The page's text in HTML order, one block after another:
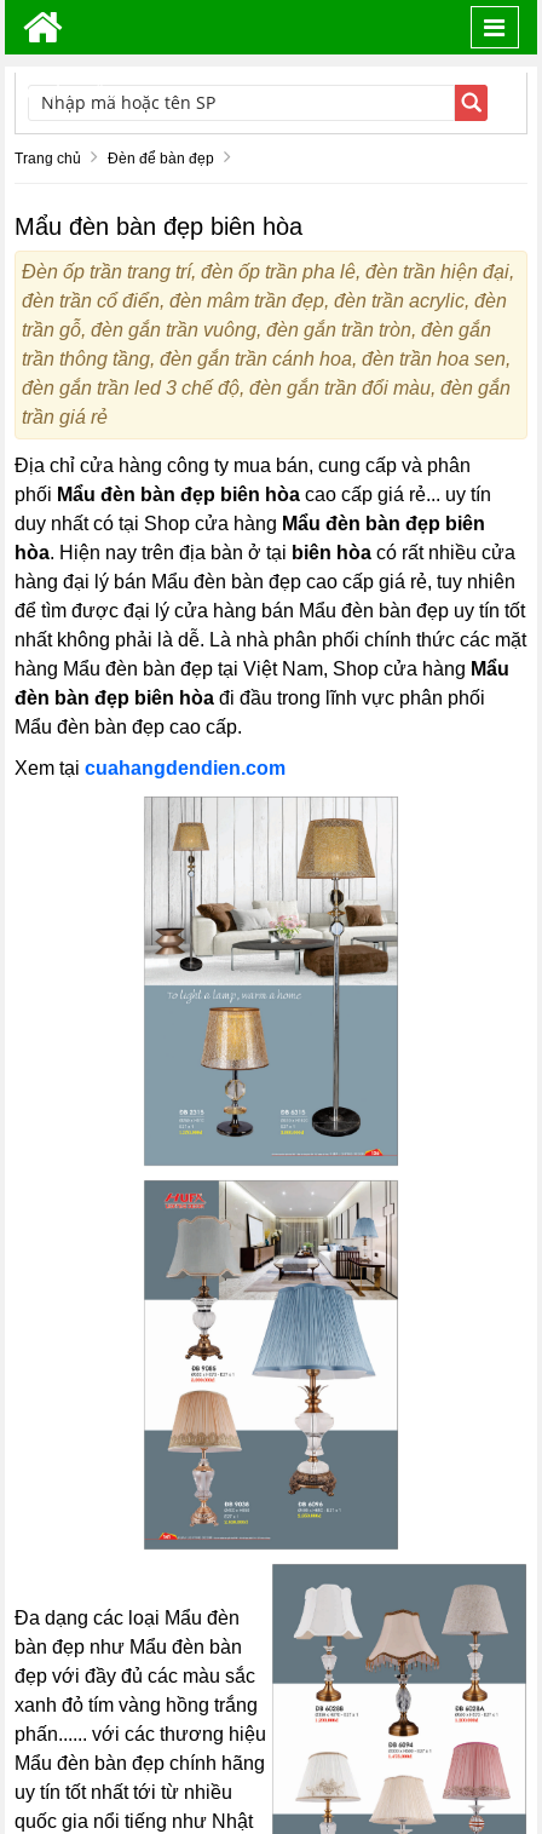
TÌM KIẾM
Trang chủ Đèn để bàn đẹp
Mẩu đèn bàn đẹp biên hòa
Đèn ốp trần trang trí, đèn ốp trần pha lê, đèn trần hiện đại,
đèn trần cổ điển, đèn mâm trần đẹp, đèn trần acrylic, đèn
trần gỗ, đèn gắn trần vuông, đèn gắn trần tròn, đèn gắn
trần thông tầng, đèn gắn trần cánh hoa, đèn trần hoa sen,
đèn gắn trần led 3 chế độ, đèn gắn trần đổi màu, đèn gắn
trần giá rẻ
Địa chỉ cửa hàng công ty mua bán, cung cấp và phân
phối Mẩu đèn bàn đẹp biên hòa cao cấp giá rẻ... uy tín
duy nhất có tại Shop cửa hàng Mẩu đèn bàn đẹp biên
hòa. Hiện nay trên địa bàn ở tại biên hòa có rất nhiều cửa
hàng đại lý bán Mẩu đèn bàn đẹp cao cấp giá rẻ, tuy nhiên
để tìm được đại lý cửa hàng bán Mẩu đèn bàn đẹp uy tín tốt
nhất không phải là dễ. Là nhà phân phối chính thức các mặt
hàng Mẩu đèn bàn đẹp tại Việt Nam, Shop cửa hàng Mẩu
đèn bàn đẹp biên hòa đi đầu trong lĩnh vực phân phối
Mẩu đèn bàn đẹp cao cấp.
Xem tạicuahangdendien.com
Đa dạng các loại Mẩu đèn
bàn đẹp như Mẩu đèn bàn
đẹp với đầy đủ các màu sắc
xanh đỏ tím vàng hồng trắng
phấn...... với các thương hiệu
Mẩu đèn bàn đẹp chính hãng
uy tín tốt nhất tới từ nhiều
quốc gia nổi tiếng như Nhật